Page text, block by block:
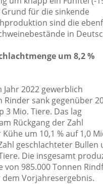
für die sinkende
sind die
in
um 8,2 %
Jahr 2022 gewerblich
Rinder sank gegenüber
3 Mio. Tiere. Das lag
Rückgang der Zahl
um 10,1 % auf 1,0
geschlachteter Bullen
Die insgesamt
von 985.000 Tonnen
dem Vorjahresergebnis.